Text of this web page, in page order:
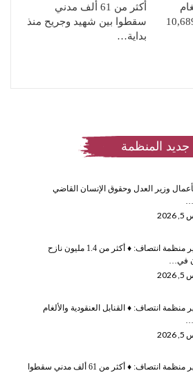
في استشهاد 10,689
أكثر من 61 ألف مدني
سقطوا بين شهيد وجريح منذ
بداية…
جديد المنظمة
بأعمال وزير العدل وحقوق الإنسان القاضي
منظمة انتصاف: ♦️
أكثر من 1.4 مليون نازح
في…
منظمة انتصاف: ♦️القنابل العنقودية والألغام
منظمة انتصاف: ♦️
أكثر من 61 ألف مدني سقطوا